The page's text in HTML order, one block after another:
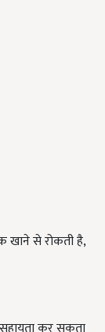
खाने से रोकती है,